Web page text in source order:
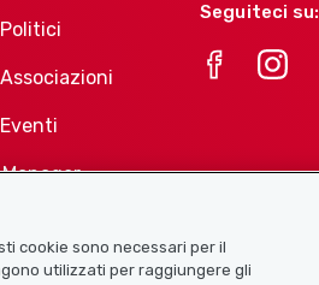
Seguiteci su:
cookie sono necessari per il
utilizzati per raggiungere gli